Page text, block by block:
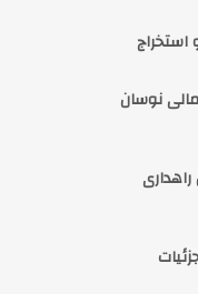
استخراج
نوسان
راهداری